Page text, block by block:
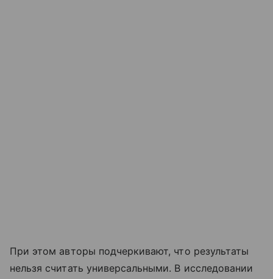
При этом авторы подчеркивают, что результаты
нельзя считать универсальными. В исследовании